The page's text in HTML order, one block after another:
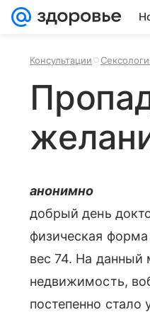
Консультации
анонимно
добрый день
физическая
вес 74. На
недвижимость,
постепенно стало